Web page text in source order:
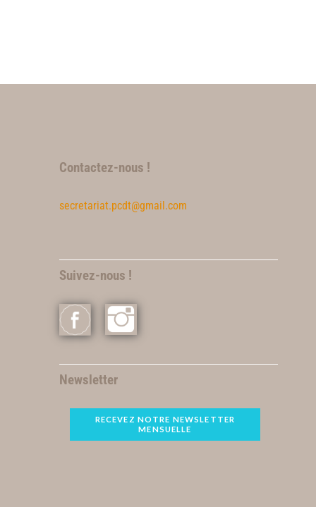
Contactez-nous !
secretariat.pcdt@gmail.com
Suivez-nous !
Newsletter
RECEVEZ NOTRE NEWSLETTER
MENSUELLE